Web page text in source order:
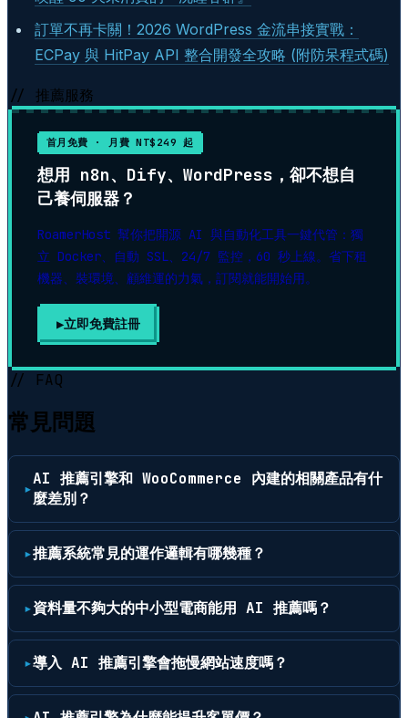
訂單不再卡關！2026 WordPress 金流串接實戰：
ECPay 與 HitPay API 整合開發全攻略 (附防呆程式碼)
// 推薦服務
首月免費 · 月費 NT$249 起
想用 n8n、Dify、WordPress，卻不想自
己養伺服器？
RoamerHost 幫你把開源 AI 與自動化工具一鍵代管：獨
立 Docker、自動 SSL、24/7 監控，60 秒上線。省下租
機器、裝環境、顧維運的力氣，訂閱就能開始用。
▶立即免費註冊
// FAQ
常見問題
AI 推薦引擎和 WooCommerce 內建的相關產品有什
麼差別？
推薦系統常見的運作邏輯有哪幾種？
資料量不夠大的中小型電商能用 AI 推薦嗎？
導入 AI 推薦引擎會拖慢網站速度嗎？